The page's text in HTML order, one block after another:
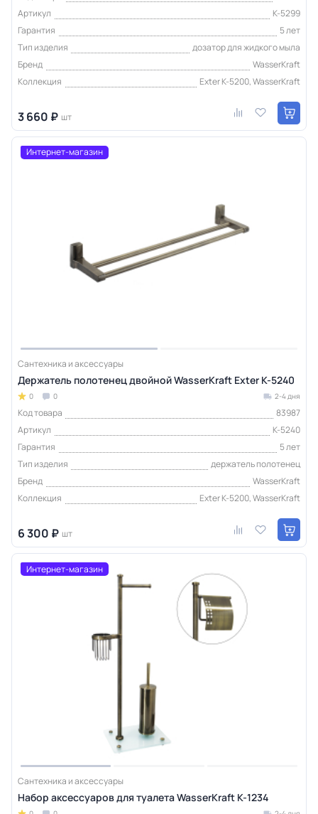
Артикул
K-5299
Гарантия
5 лет
Тип изделия
дозатор для жидкого мыла
Бренд
WasserKraft
Коллекция
Exter K-5200, WasserKraft
3 660 ₽ шт
Интернет-магазин
Сантехника и аксессуары
Держатель полотенец двойной WasserKraft Exter K-5240
0 0 2-4 дня
Код товара
83987
Артикул
K-5240
Гарантия
5 лет
Тип изделия
держатель полотенец
Бренд
WasserKraft
Коллекция
Exter K-5200, WasserKraft
6 300 ₽ шт
Интернет-магазин
Сантехника и аксессуары
Набор аксессуаров для туалета WasserKraft K-1234